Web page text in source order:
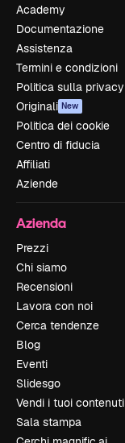
Academy
Documentazione
Assistenza
Termini e condizioni
Politica sulla privacy
Originali New
Politica dei cookie
Centro di fiducia
Affiliati
Aziende
Azienda
Prezzi
Chi siamo
Recensioni
Lavora con noi
Cerca tendenze
Blog
Eventi
Slidesgo
Vendi i tuoi contenuti
Sala stampa